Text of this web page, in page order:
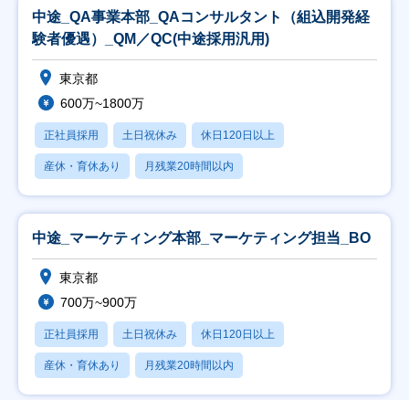
中途_QA事業本部_QAコンサルタント（組込開発経
験者優遇）_QM／QC(中途採用汎用)
東京都
600万~1800万
正社員採用 土日祝休み 休日120日以上
産休・育休あり 月残業20時間以内
中途_マーケティング本部_マーケティング担当_BO
東京都
700万~900万
正社員採用 土日祝休み 休日120日以上
産休・育休あり 月残業20時間以内